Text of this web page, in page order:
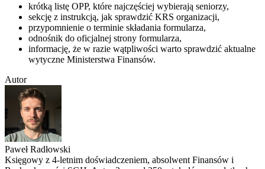
krótką listę OPP, które najczęściej wybierają seniorzy,
sekcję z instrukcją, jak sprawdzić KRS organizacji,
przypomnienie o terminie składania formularza,
odnośnik do oficjalnej strony formularza,
informację, że w razie wątpliwości warto sprawdzić aktualne
wytyczne Ministerstwa Finansów.
Autor
Paweł Radłowski
Księgowy z 4-letnim doświadczeniem, absolwent Finansów i